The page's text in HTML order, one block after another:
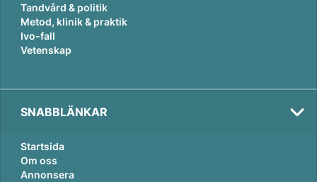
Tandvård & politik
Metod, klinik & praktik
Ivo-fall
Vetenskap
SNABBLÄNKAR
Startsida
Om oss
Annonsera